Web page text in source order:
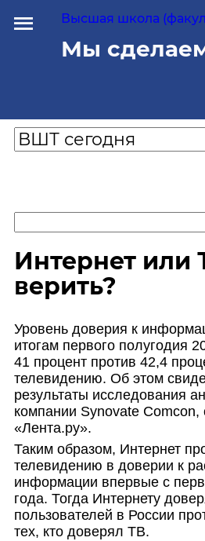
Высшая школа
Мы
Интернет или
верить?
Уровень доверия к
итогам первого полугодия
41 процент против 42,4
телевидению. Об этом
результаты исследования
компании Synovate Comcon,
«Лента.ру».
Таким образом, Интернет
телевидению в доверии к
информации впервые с
года. Тогда Интернету
пользователей в России
тех, кто доверял ТВ.